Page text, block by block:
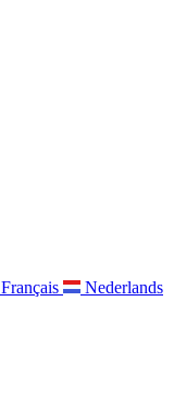
Français
Nederlands